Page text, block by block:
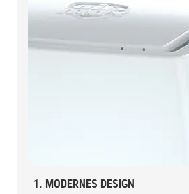
1. MODERNES DESIGN